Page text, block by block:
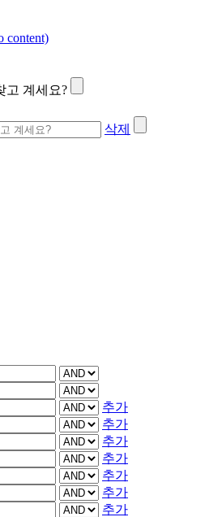
content)
고 계세요?
삭제
추가
추가
추가
추가
추가
추가
추가